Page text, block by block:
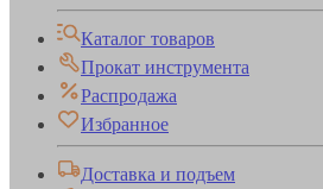
Каталог товаров
Прокат инструмента
Распродажа
Избранное
Доставка и подъем